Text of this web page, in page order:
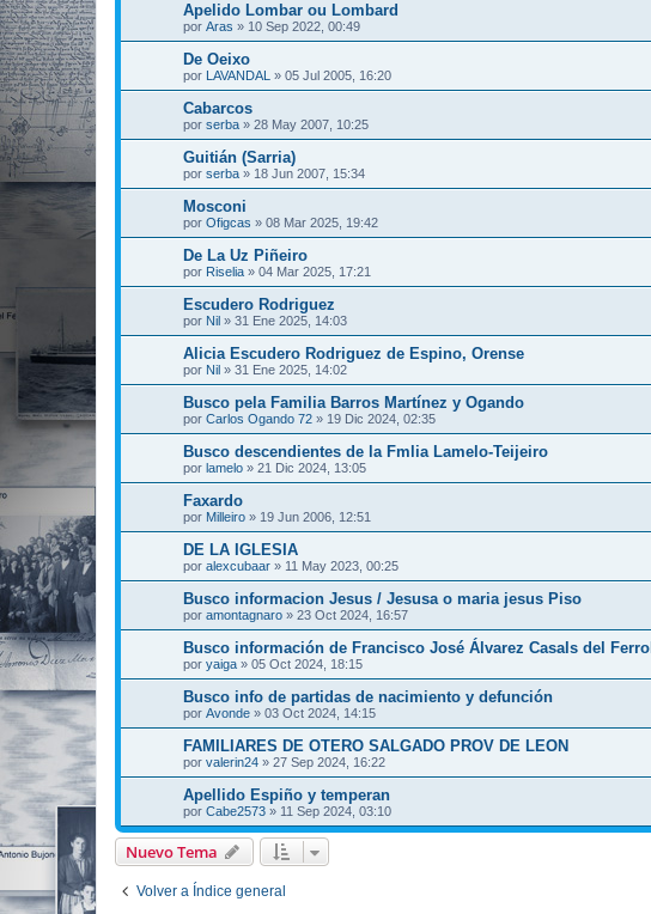
Apelido Lombar ou Lombard
por Aras » 10 Sep 2022, 00:49
De Oeixo
por LAVANDAL » 05 Jul 2005, 16:20
Cabarcos
por serba » 28 May 2007, 10:25
Guitián (Sarria)
por serba » 18 Jun 2007, 15:34
Mosconi
por Ofigcas » 08 Mar 2025, 19:42
De La Uz Piñeiro
por Riselia » 04 Mar 2025, 17:21
Escudero Rodriguez
por Nil » 31 Ene 2025, 14:03
Alicia Escudero Rodriguez de Espino, Orense
por Nil » 31 Ene 2025, 14:02
Busco pela Familia Barros Martínez y Ogando
por Carlos Ogando 72 » 19 Dic 2024, 02:35
Busco descendientes de la Fmlia Lamelo-Teijeiro
por lamelo » 21 Dic 2024, 13:05
Faxardo
por Milleiro » 19 Jun 2006, 12:51
DE LA IGLESIA
por alexcubaar » 11 May 2023, 00:25
Busco informacion Jesus / Jesusa o maria jesus Piso
por amontagnaro » 23 Oct 2024, 16:57
Busco información de Francisco José Álvarez Casals del Ferrol
por yaiga » 05 Oct 2024, 18:15
Busco info de partidas de nacimiento y defunción
por Avonde » 03 Oct 2024, 14:15
FAMILIARES DE OTERO SALGADO PROV DE LEON
por valerin24 » 27 Sep 2024, 16:22
Apellido Espiño y temperan
por Cabe2573 » 11 Sep 2024, 03:10
Nuevo Tema
Volver a Índice general